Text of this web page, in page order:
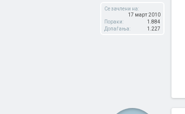
Се зачлени на:
17 март 2010
Пораки:
1.884
Допаѓања:
1.227